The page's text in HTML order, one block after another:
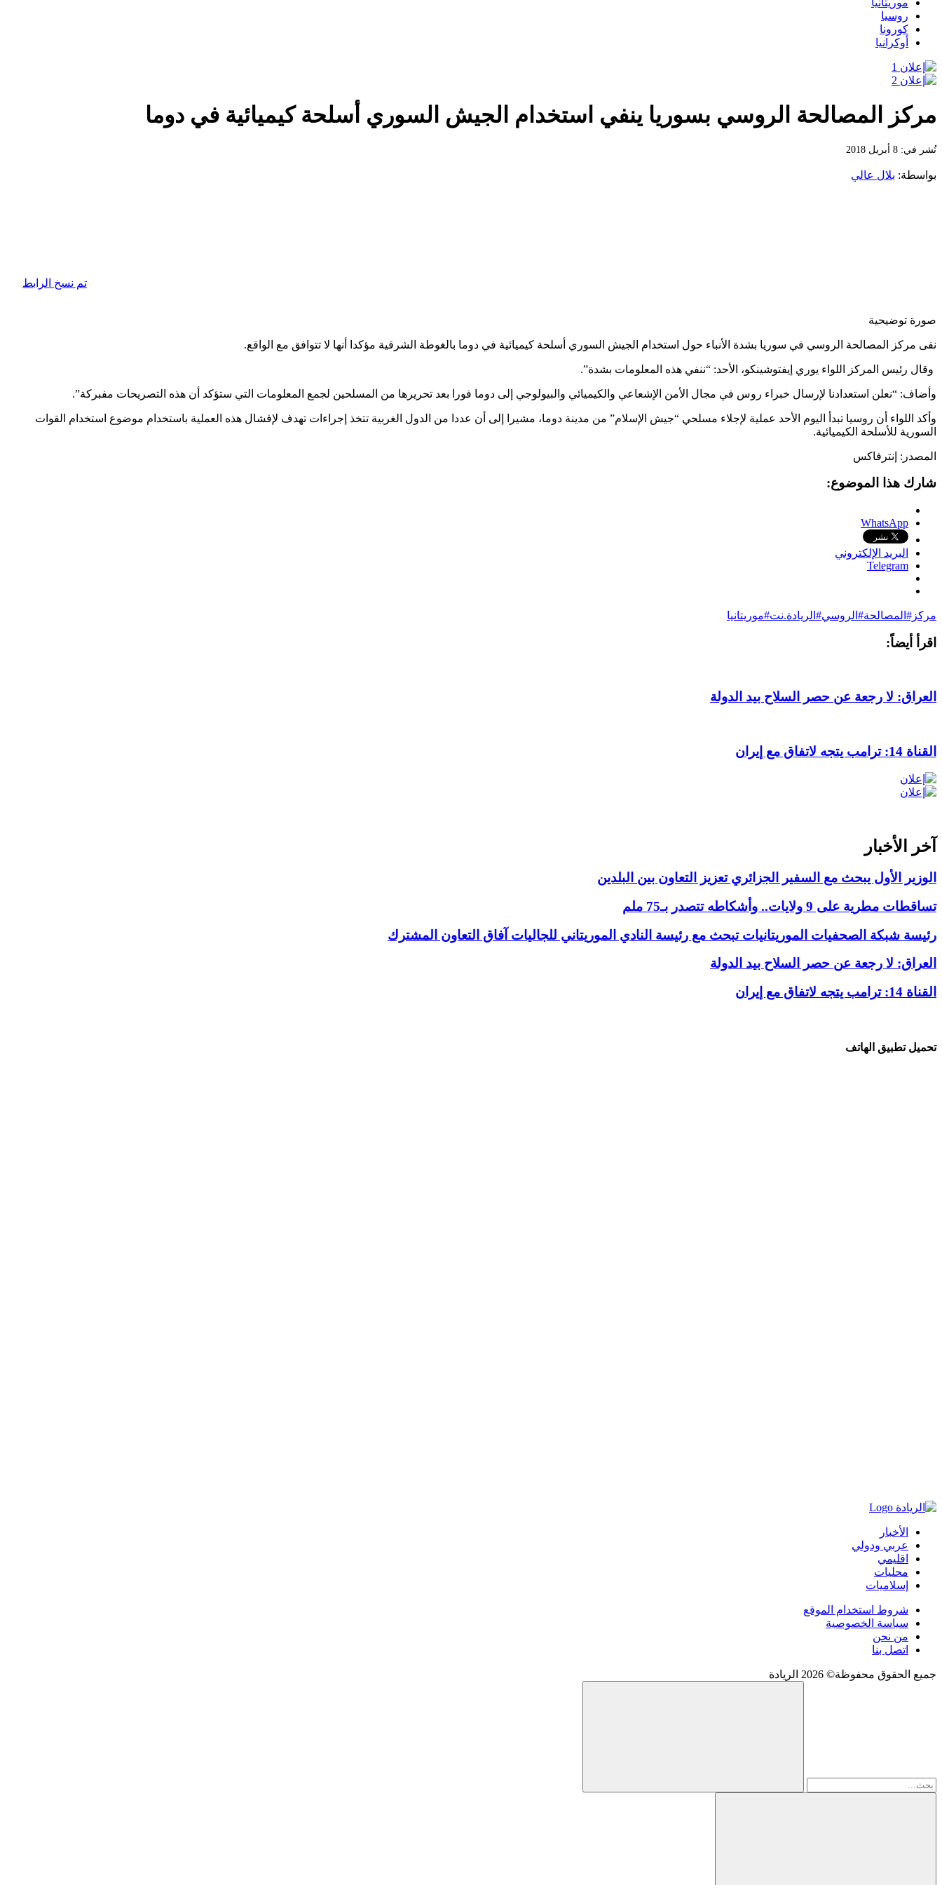
روسيا
كورونا
أوكرانيا
مركز المصالحة الروسي بسوريا ينفي استخدام الجيش السوري أسلحة كيميائية في دوما
نُشر في: 8 أبريل 2018
بواسطة: بلال عالي
تم نسخ الرابط
صورة توضيحية
نفى مركز المصالحة الروسي في سوريا بشدة الأنباء حول استخدام الجيش السوري أسلحة كيميائية في دوما بالغوطة الشرقية مؤكدا أنها لا تتوافق مع الواقع.
وقال رئيس المركز اللواء يوري إيفتوشينكو، الأحد: “ننفي هذه المعلومات بشدة”.
وأضاف: “نعلن استعدادنا لإرسال خبراء روس في مجال الأمن الإشعاعي والكيميائي والبيولوجي إلى دوما فورا بعد تحريرها من المسلحين لجمع المعلومات التي ستؤكد أن هذه التصريحات مفبركة”.
وأكد اللواء أن روسيا تبدأ اليوم الأحد عملية لإجلاء مسلحي “جيش الإسلام” من مدينة دوما، مشيرا إلى أن عددا من الدول الغربية تتخذ إجراءات تهدف لإفشال هذه العملية باستخدام موضوع استخدام القوات
السورية للأسلحة الكيميائية.
المصدر: إنترفاكس
شارك هذا الموضوع:
WhatsApp
البريد الإلكتروني
Telegram
مركز#المصالحة#الروسي#الريادة.نت#موريتانيا
اقرأ أيضاً:
العراق: لا رجعة عن حصر السلاح بيد الدولة
القناة 14: ترامب يتجه لاتفاق مع إيران
آخر الأخبار
الوزير الأول يبحث مع السفير الجزائري تعزيز التعاون بين البلدين
تساقطات مطرية على 9 ولايات.. وأشكاطه تتصدر بـ75 ملم
رئيسة شبكة الصحفيات الموريتانيات تبحث مع رئيسة النادي الموريتاني للجاليات آفاق التعاون المشترك
العراق: لا رجعة عن حصر السلاح بيد الدولة
القناة 14: ترامب يتجه لاتفاق مع إيران
تحميل تطبيق الهاتف
الأخبار
عربي ودولي
اقليمي
محليات
إسلاميات
شروط استخدام الموقع
سياسة الخصوصية
من نحن
اتصل بنا
جميع الحقوق محفوظة© 2026 الريادة